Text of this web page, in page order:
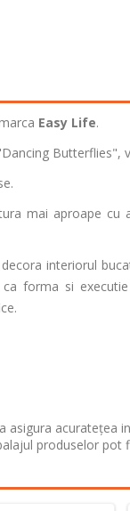
Easy Life.
mai aproape
interiorul
forma si
asigura acuratețea
produselor